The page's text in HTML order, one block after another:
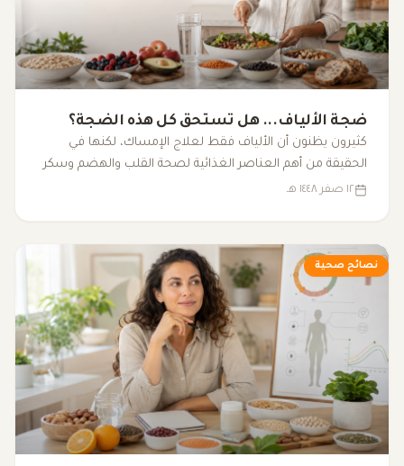
ضجة الألياف... هل تستحق كل هذه الضجة؟
كثيرون يظنون أن الألياف فقط لعلاج الإمساك، لكنها في
الحقيقة من أهم العناصر الغذائية لصحة القلب والهضم وسكر
الدم والبكتيريا النافعة.
١٢ صفر ١٤٤٨ هـ
نصائح صحية